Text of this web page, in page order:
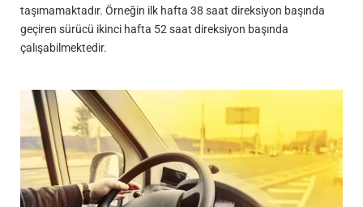
taşımamaktadır. Örneğin ilk hafta 38 saat direksiyon başında
geçiren sürücü ikinci hafta 52 saat direksiyon başında
çalışabilmektedir.